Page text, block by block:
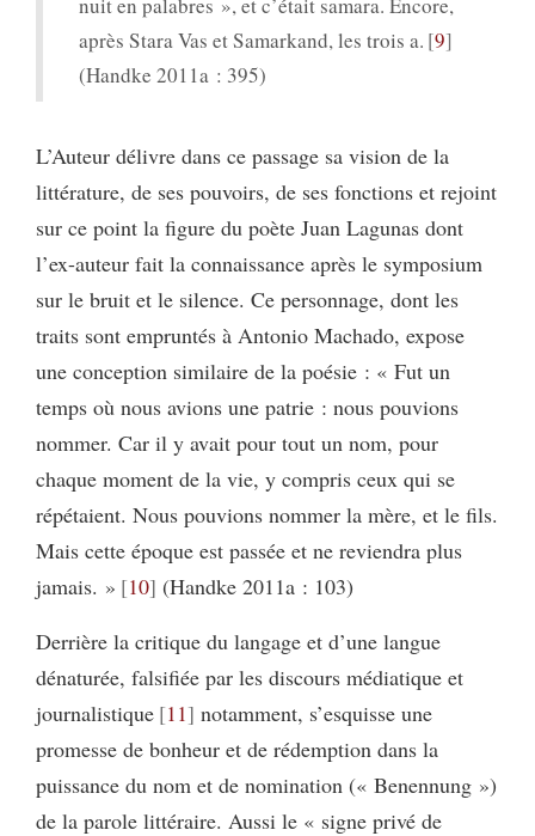
après Stara Vas et Samarkand, les trois a. 9
(Handke 2011a : 395)
L’Auteur délivre dans ce passage sa vision de la
littérature, de ses pouvoirs, de ses fonctions et rejoint
sur ce point la figure du poète Juan Lagunas dont
l’ex-auteur fait la connaissance après le symposium
sur le bruit et le silence. Ce personnage, dont les
traits sont empruntés à Antonio Machado, expose
une conception similaire de la poésie : « Fut un
temps où nous avions une patrie : nous pouvions
nommer. Car il y avait pour tout un nom, pour
chaque moment de la vie, y compris ceux qui se
répétaient. Nous pouvions nommer la mère, et le fils.
Mais cette époque est passée et ne reviendra plus
jamais. » 10 (Handke 2011a : 103)
Derrière la critique du langage et d’une langue
dénaturée, falsifiée par les discours médiatique et
journalistique 11 notamment, s’esquisse une
promesse de bonheur et de rédemption dans la
puissance du nom et de nomination (« Benennung »)
de la parole littéraire. Aussi le « signe privé de